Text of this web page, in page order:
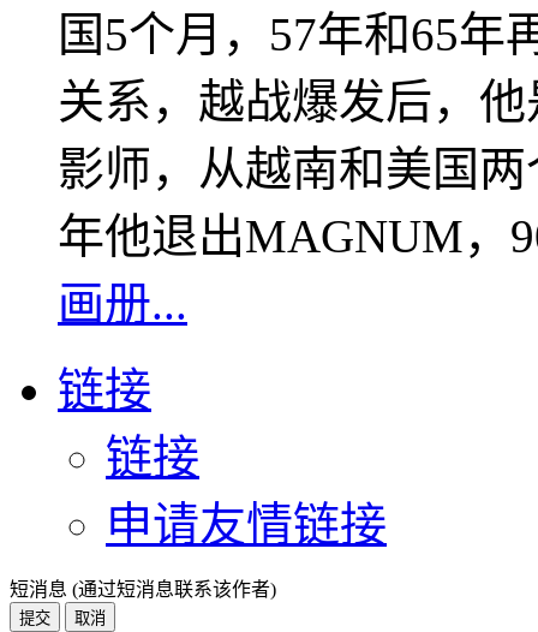
国5个月，57年和65年
关系，越战爆发后，
影师，从越南和美国
年他退出MAGNUM，
画册...
链接
链接
申请友情链接
短消息 (通过短消息联系该作者)